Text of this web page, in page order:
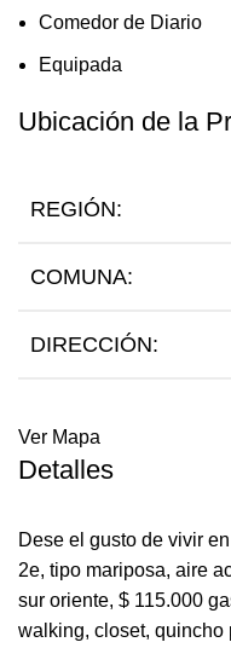
Comedor de Diario
Equipada
Ubicación de la
REGIÓN:
COMUNA:
DIRECCIÓN:
Ver Mapa
Detalles
Dese el gusto de vivir
2e, tipo mariposa, aire
sur oriente, $ 115.000
walking, closet,